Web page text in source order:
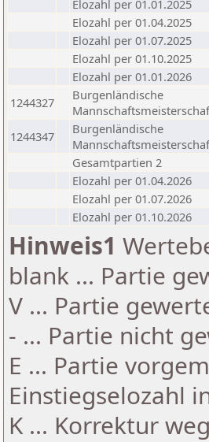
Elozahl per 01.01.2025
Elozahl per 01.04.2025
Elozahl per 01.07.2025
Elozahl per 01.10.2025
Elozahl per 01.01.2026
1244327
Burgenländische
1244347
Burgenländische
Gesamtpartien 2
Elozahl per 01.04.2026
Elozahl per 01.07.2026
Elozahl per 01.10.2026
Hinweis1
blank ... Partie
V ... Partie
- ... Partie nicht
E ... Partie
Einstiegselozahl
K ... Korrektur